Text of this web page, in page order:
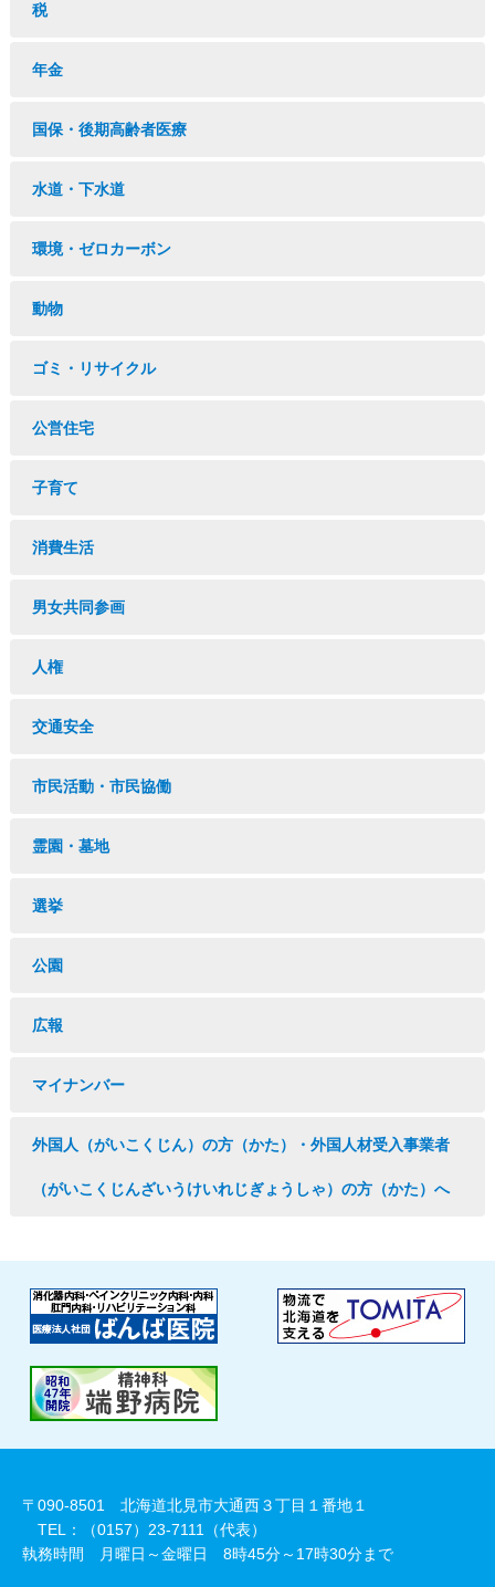
税
年金
国保・後期高齢者医療
水道・下水道
環境・ゼロカーボン
動物
ゴミ・リサイクル
公営住宅
子育て
消費生活
男女共同参画
人権
交通安全
市民活動・市民協働
霊園・墓地
選挙
公園
広報
マイナンバー
外国人（がいこくじん）の方（かた）・外国人材受入事業者
（がいこくじんざいうけいれじぎょうしゃ）の方（かた）へ
〒090-8501 北海道北見市大通西３丁目１番地１
TEL：（0157）23-7111（代表）
執務時間 月曜日～金曜日 8時45分～17時30分まで